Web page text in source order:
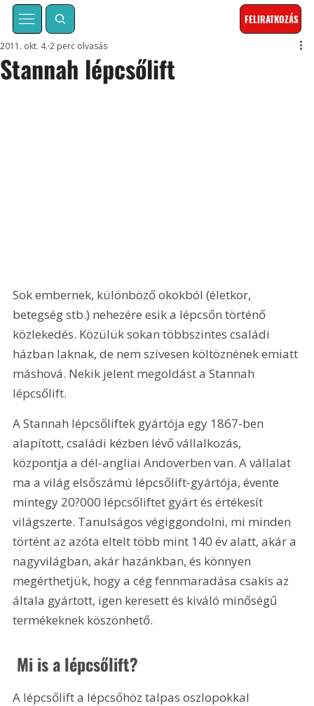
FELIRATKOZÁS
Stannah lépcsőlift
2011. okt. 4. 2 perc olvasás
Sok embernek, különböző okokból (életkor,
betegség stb.) nehezére esik a lépcsőn történő
közlekedés. Közülük sokan többszintes családi
házban laknak, de nem szívesen költöznének emiatt
máshová. Nekik jelent megoldást a Stannah
lépcsőlift.
A Stannah lépcsőliftek gyártója egy 1867-ben
alapított, családi kézben lévő vállalkozás,
központja a dél-angliai Andoverben van. A vállalat
ma a világ elsőszámú lépcsőlift-gyártója, évente
mintegy 20?000 lépcsőliftet gyárt és értékesít
világszerte. Tanulságos végiggondolni, mi minden
történt az azóta eltelt több mint 140 év alatt, akár a
nagyvilágban, akár hazánkban, és könnyen
megérthetjük, hogy a cég fennmaradása csakis az
általa gyártott, igen keresett és kiváló minőségű
termékeknek köszönhető.
Mi is a lépcsőlift?
A lépcsőlift a lépcsőhöz talpas oszlopokkal